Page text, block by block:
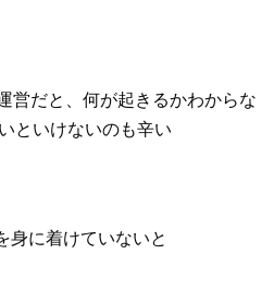
営だと、何が起きるかわからな
といけないのも辛い
身に着けていないと